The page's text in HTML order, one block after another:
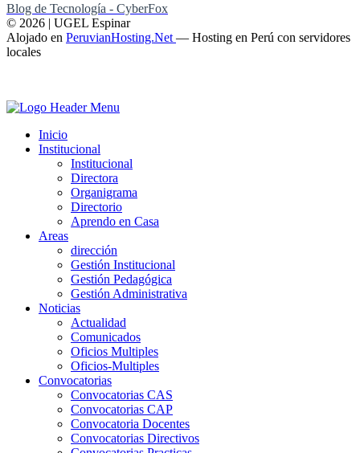
Blog de Tecnología - CyberFox
© 2026 | UGEL Espinar
Alojado en PeruvianHosting.Net — Hosting en Perú con servidores
locales
Inicio
Institucional
Institucional
Directora
Organigrama
Directorio
Aprendo en Casa
Areas
dirección
Gestión Institucional
Gestión Pedagógica
Gestión Administrativa
Noticias
Actualidad
Comunicados
Oficios Multiples
Oficios-Multiples
Convocatorias
Convocatorias CAS
Convocatorias CAP
Convocatoria Docentes
Convocatorias Directivos